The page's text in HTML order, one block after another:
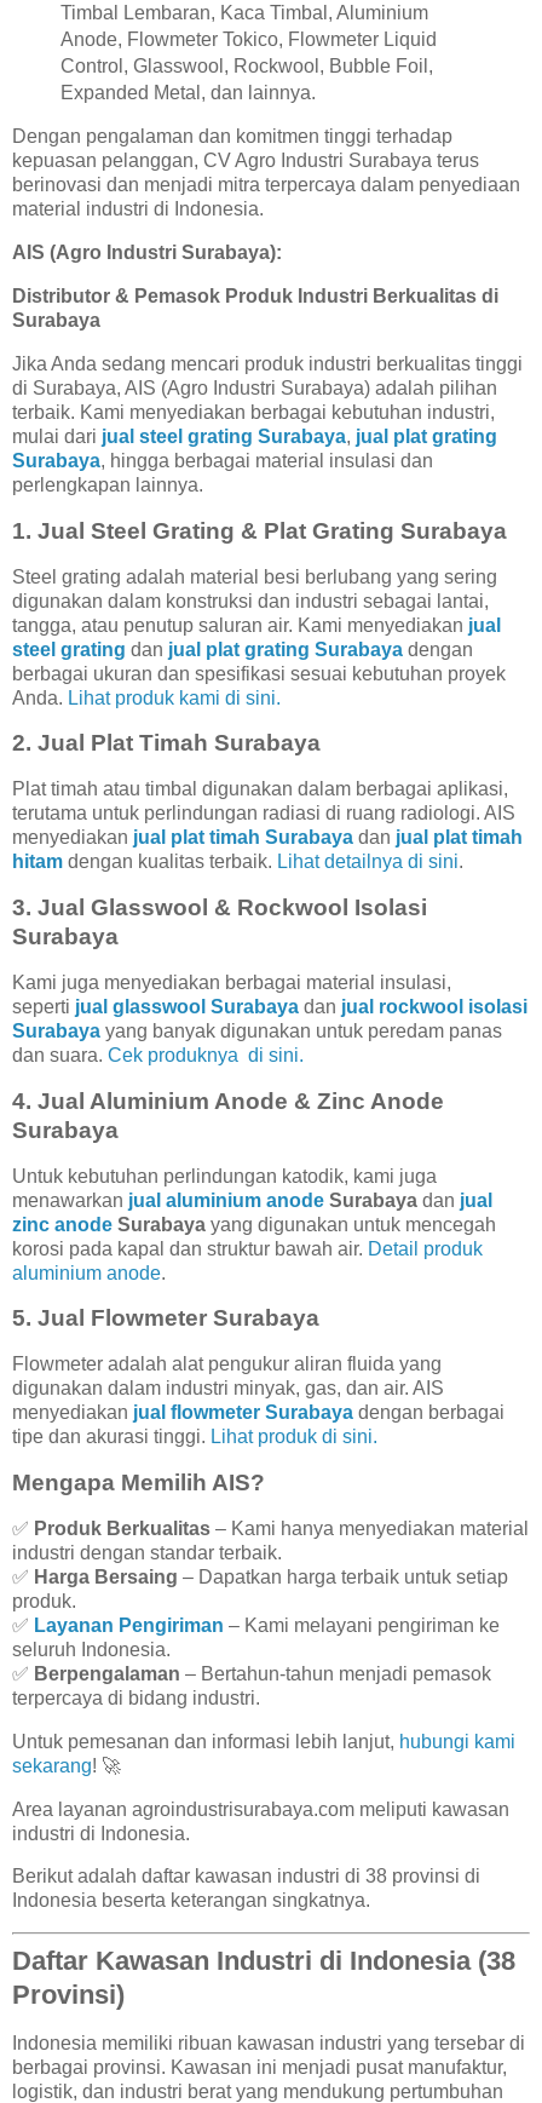
Timbal Lembaran, Kaca Timbal, Aluminium
Anode, Flowmeter Tokico, Flowmeter Liquid
Control, Glasswool, Rockwool, Bubble Foil,
Expanded Metal, dan lainnya.
Dengan pengalaman dan komitmen tinggi terhadap
kepuasan pelanggan, CV Agro Industri Surabaya terus
berinovasi dan menjadi mitra terpercaya dalam penyediaan
material industri di Indonesia.
AIS (Agro Industri Surabaya):
Distributor & Pemasok Produk Industri Berkualitas di
Surabaya
Jika Anda sedang mencari produk industri berkualitas tinggi
di Surabaya, AIS (Agro Industri Surabaya) adalah pilihan
terbaik. Kami menyediakan berbagai kebutuhan industri,
mulai dari jual steel grating Surabaya, jual plat grating
Surabaya, hingga berbagai material insulasi dan
perlengkapan lainnya.
1. Jual Steel Grating & Plat Grating Surabaya
Steel grating adalah material besi berlubang yang sering
digunakan dalam konstruksi dan industri sebagai lantai,
tangga, atau penutup saluran air. Kami menyediakan jual
steel grating dan jual plat grating Surabaya dengan
berbagai ukuran dan spesifikasi sesuai kebutuhan proyek
Anda. Lihat produk kami di sini.
2. Jual Plat Timah Surabaya
Plat timah atau timbal digunakan dalam berbagai aplikasi,
terutama untuk perlindungan radiasi di ruang radiologi. AIS
menyediakan jual plat timah Surabaya dan jual plat timah
hitam dengan kualitas terbaik. Lihat detailnya di sini.
3. Jual Glasswool & Rockwool Isolasi
Surabaya
Kami juga menyediakan berbagai material insulasi,
seperti jual glasswool Surabaya dan jual rockwool isolasi
Surabaya yang banyak digunakan untuk peredam panas
dan suara. Cek produknya di sini.
4. Jual Aluminium Anode & Zinc Anode
Surabaya
Untuk kebutuhan perlindungan katodik, kami juga
menawarkan jual aluminium anode Surabaya dan jual
zinc anode Surabaya yang digunakan untuk mencegah
korosi pada kapal dan struktur bawah air. Detail produk
aluminium anode.
5. Jual Flowmeter Surabaya
Flowmeter adalah alat pengukur aliran fluida yang
digunakan dalam industri minyak, gas, dan air. AIS
menyediakan jual flowmeter Surabaya dengan berbagai
tipe dan akurasi tinggi. Lihat produk di sini.
Mengapa Memilih AIS?
✅ Produk Berkualitas – Kami hanya menyediakan material
industri dengan standar terbaik.
✅ Harga Bersaing – Dapatkan harga terbaik untuk setiap
produk.
✅ Layanan Pengiriman – Kami melayani pengiriman ke
seluruh Indonesia.
✅ Berpengalaman – Bertahun-tahun menjadi pemasok
terpercaya di bidang industri.
Untuk pemesanan dan informasi lebih lanjut, hubungi kami
sekarang! 🚀
Area layanan agroindustrisurabaya.com meliputi kawasan
industri di Indonesia.
Berikut adalah daftar kawasan industri di 38 provinsi di
Indonesia beserta keterangan singkatnya.
Daftar Kawasan Industri di Indonesia (38
Provinsi)
Indonesia memiliki ribuan kawasan industri yang tersebar di
berbagai provinsi. Kawasan ini menjadi pusat manufaktur,
logistik, dan industri berat yang mendukung pertumbuhan